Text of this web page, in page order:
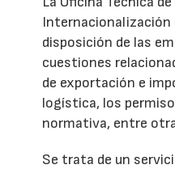
Internacionalización
disposición de las
cuestiones
de exportación e
logística, los
normativa, entre
Se trata de un